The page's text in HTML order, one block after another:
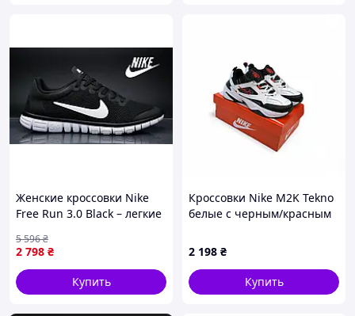
Женские кроссовки Nike
Free Run 3.0 Black – легкие
кроссовки, сетка/текстиль,
весна-лето
2 798 ₴
5 596₴
Купить
Кроссовки Nike M2K Tekno
белые с черным/красным
2 198 ₴
Купить